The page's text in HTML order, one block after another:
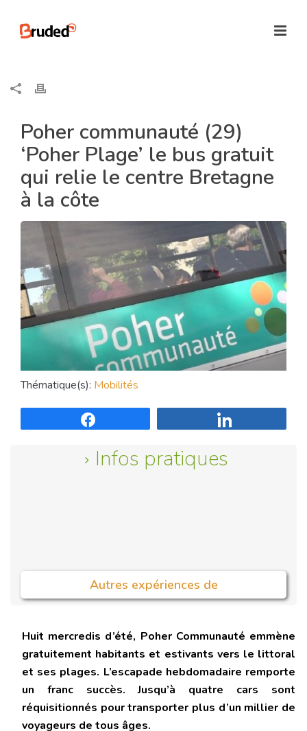
Poher communauté (29)
‘Poher Plage’ le bus gratuit
qui relie le centre Bretagne
à la côte
Thématique(s): Mobilités
Infos pratiques
Autres expériences de
Huit mercredis d’été, Poher Communauté emmène
gratuitement habitants et estivants vers le littoral
et ses plages. L’escapade hebdomadaire remporte
un franc succès. Jusqu’à quatre cars sont
réquisitionnés pour transporter plus d’un millier de
voyageurs de tous âges.